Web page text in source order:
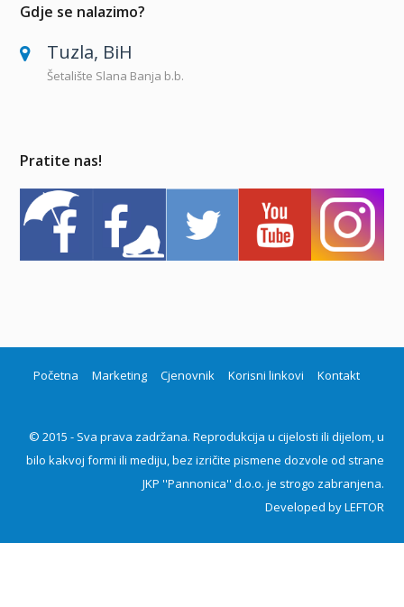
Gdje se nalazimo?
Tuzla, BiH
Šetalište Slana Banja b.b.
Pratite nas!
Početna Marketing Cjenovnik Korisni linkovi Kontakt
© 2015 - Sva prava zadržana. Reprodukcija u cijelosti ili dijelom, u
bilo kakvoj formi ili mediju, bez izričite pismene dozvole od strane
JKP ''Pannonica'' d.o.o. je strogo zabranjena.
Developed byLEFTOR